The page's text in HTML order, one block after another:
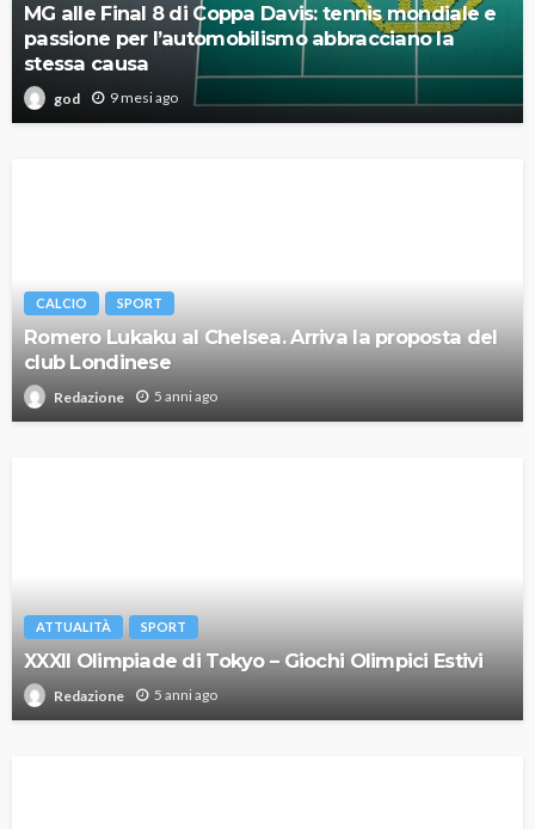
MG alle Final 8 di Coppa Davis: tennis mondiale e
passione per l’automobilismo abbracciano la
stessa causa
god 9 mesi ago
CALCIO SPORT
Romero Lukaku al Chelsea. Arriva la proposta del
club Londinese
Redazione 5 anni ago
ATTUALITÀ SPORT
XXXII Olimpiade di Tokyo – Giochi Olimpici Estivi
Redazione 5 anni ago